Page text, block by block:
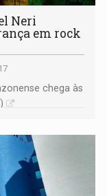
Neri
em rock
chega às